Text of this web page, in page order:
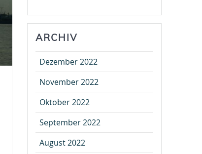
ARCHIV
Dezember 2022
November 2022
Oktober 2022
September 2022
August 2022